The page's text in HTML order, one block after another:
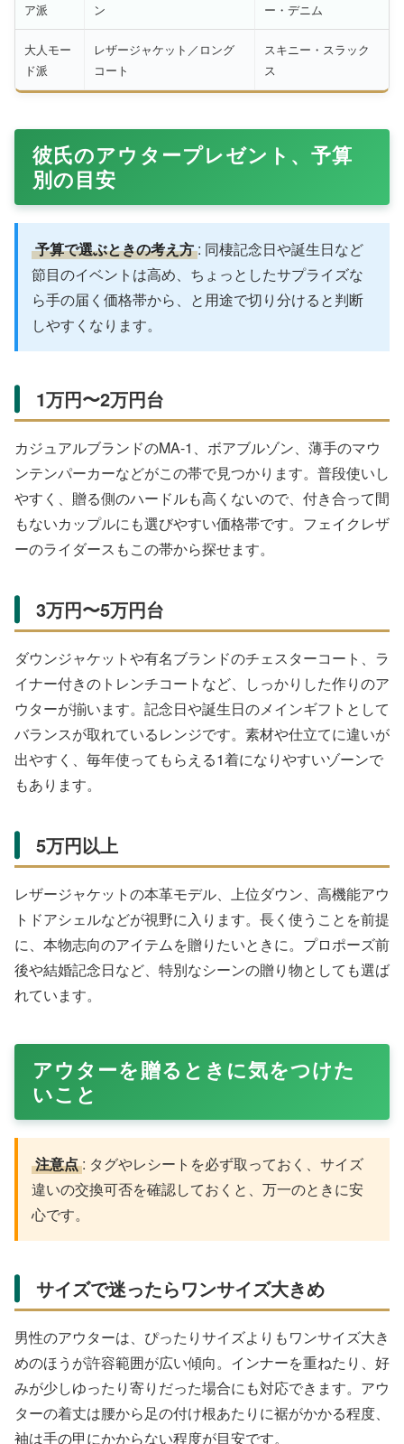
ア派
ン
ー・デニム
大人モー
ド派
レザージャケット／ロング
コート
スキニー・スラック
ス
彼氏のアウタープレゼント、予算
別の目安
予算で選ぶときの考え方 : 同棲記念日や誕生日など
節目のイベントは高め、ちょっとしたサプライズな
ら手の届く価格帯から、と用途で切り分けると判断
しやすくなります。
1万円〜2万円台
カジュアルブランドのMA-1、ボアブルゾン、薄手のマウ
ンテンパーカーなどがこの帯で見つかります。普段使いし
やすく、贈る側のハードルも高くないので、付き合って間
もないカップルにも選びやすい価格帯です。フェイクレザ
ーのライダースもこの帯から探せます。
3万円〜5万円台
ダウンジャケットや有名ブランドのチェスターコート、ラ
イナー付きのトレンチコートなど、しっかりした作りのア
ウターが揃います。記念日や誕生日のメインギフトとして
バランスが取れているレンジです。素材や仕立てに違いが
出やすく、毎年使ってもらえる1着になりやすいゾーンで
もあります。
5万円以上
レザージャケットの本革モデル、上位ダウン、高機能アウ
トドアシェルなどが視野に入ります。長く使うことを前提
に、本物志向のアイテムを贈りたいときに。プロポーズ前
後や結婚記念日など、特別なシーンの贈り物としても選ば
れています。
アウターを贈るときに気をつけた
いこと
注意点 : タグやレシートを必ず取っておく、サイズ
違いの交換可否を確認しておくと、万一のときに安
心です。
サイズで迷ったらワンサイズ大きめ
男性のアウターは、ぴったりサイズよりもワンサイズ大き
めのほうが許容範囲が広い傾向。インナーを重ねたり、好
みが少しゆったり寄りだった場合にも対応できます。アウ
ターの着丈は腰から足の付け根あたりに裾がかかる程度、
袖は手の甲にかからない程度が目安です。